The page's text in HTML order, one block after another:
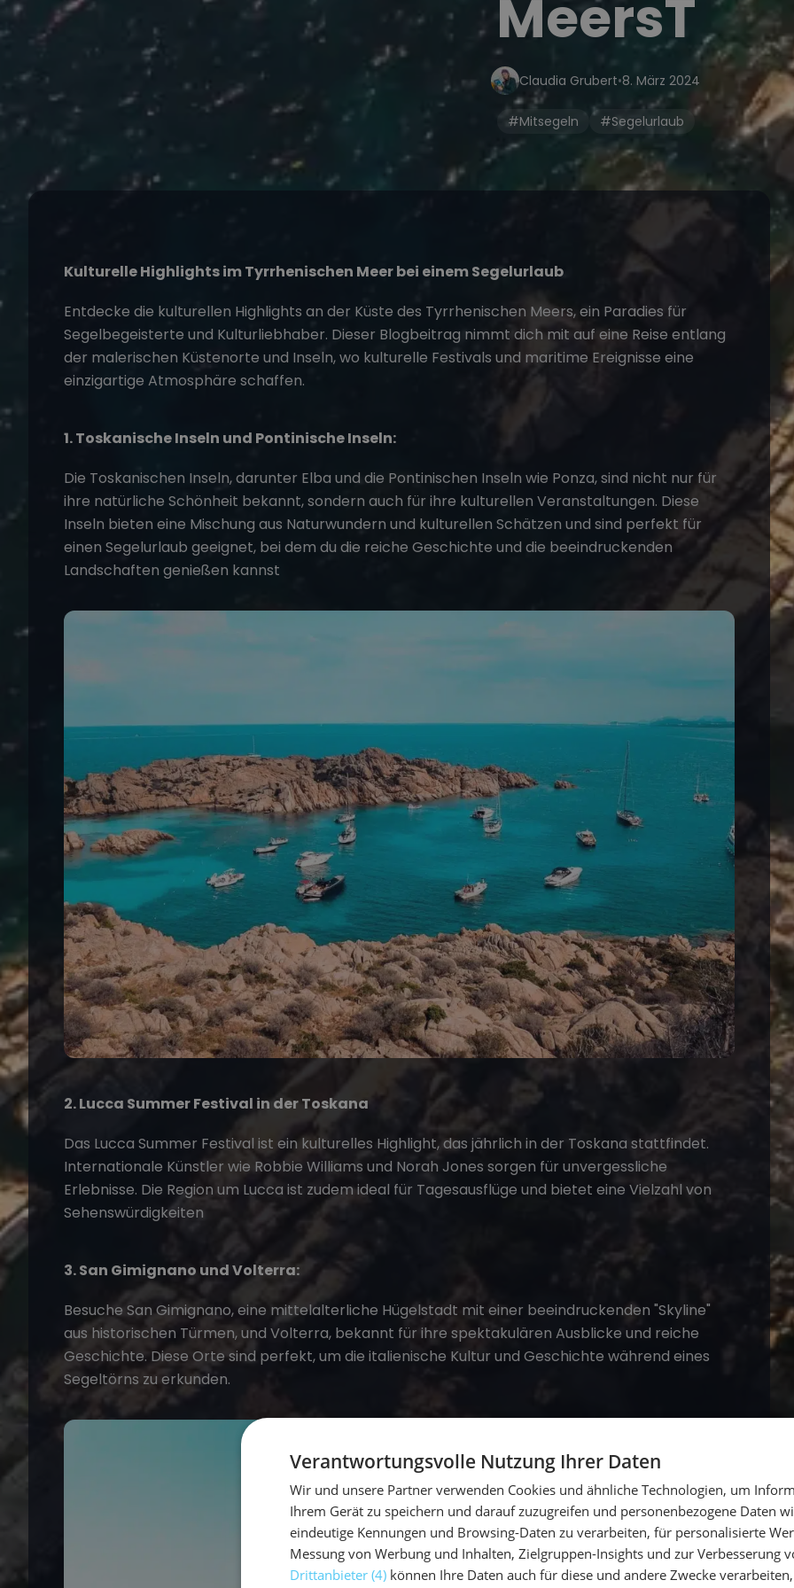
MeersT
Claudia Grubert•8. März 2024
#Mitsegeln #Segelurlaub
Kulturelle Highlights im Tyrrhenischen Meer bei einemSegelurlaub
Entdecke die kulturellen Highlights an der Küste des Tyrrhenischen Meers, ein Paradies für
Segelbegeisterte und Kulturliebhaber. Dieser Blogbeitrag nimmt dich mit auf eine Reise entlang
der malerischen Küstenorte und Inseln, wo kulturelle Festivals und maritime Ereignisse eine
einzigartige Atmosphäre schaffen.
1. Toskanische Inseln und Pontinische Inseln:
Die Toskanischen Inseln, darunter Elba und die Pontinischen Inseln wie Ponza, sind nicht nur für
ihre natürliche Schönheit bekannt, sondern auch für ihre kulturellen Veranstaltungen. Diese
Inseln bieten eine Mischung aus Naturwundern und kulturellen Schätzen und sind perfekt für
einen Segelurlaub geeignet, bei dem du die reiche Geschichte und die beeindruckenden
Landschaften genießen kannst
2. Lucca Summer Festival in der Toskana
Das Lucca Summer Festival ist ein kulturelles Highlight, das jährlich in der Toskana stattfindet.
Internationale Künstler wie Robbie Williams und Norah Jones sorgen für unvergessliche
Erlebnisse. Die Region um Lucca ist zudem ideal für Tagesausflüge und bietet eine Vielzahl von
Sehenswürdigkeiten
3. San Gimignano und Volterra:
Besuche San Gimignano, eine mittelalterliche Hügelstadt mit einer beeindruckenden "Skyline"
aus historischen Türmen, und Volterra, bekannt für ihre spektakulären Ausblicke und reiche
Geschichte. Diese Orte sind perfekt, um die italienische Kultur und Geschichte während eines
Segeltörns zu erkunden.
Verantwortungsvolle Nutzung Ihrer Daten
Wir und unsere Partner verwenden Cookies und ähnliche Technologien, um
Ihrem Gerät zu speichern und darauf zuzugreifen und personenbezogene Daten
eindeutige Kennungen und Browsing-Daten zu verarbeiten, für personalisierte
Messung von Werbung und Inhalten, Zielgruppen-Insights und zur Verbesserung
Drittanbieter (4) können Ihre Daten auch für diese und andere Zwecke